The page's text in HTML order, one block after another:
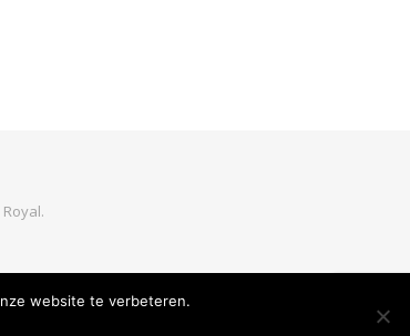
Royal.
website te verbeteren.